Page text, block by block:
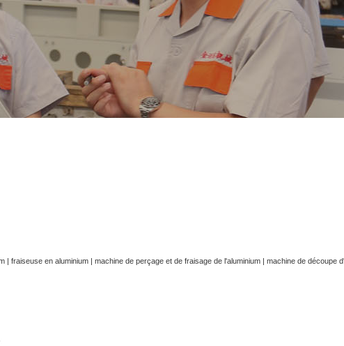
| fraiseuse en aluminium | machine de perçage et de fraisage de l'aluminium | machine de découpe